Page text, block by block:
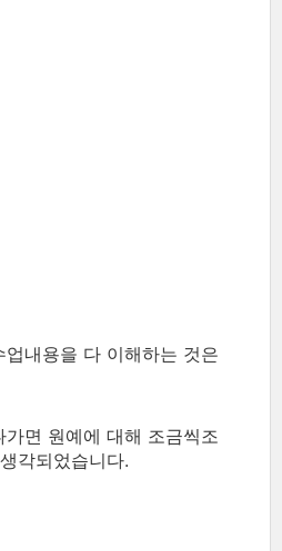
내용을 다 이해하는 것은
면 원예에 대해 조금씩조
각되었습니다.